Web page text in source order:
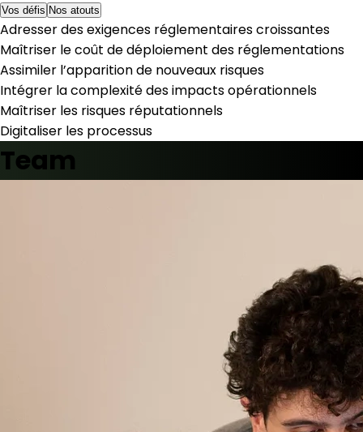
Vos défis Nos atouts
Adresser des exigences réglementaires croissantes
Maîtriser le coût de déploiement des réglementations
Assimiler l’apparition de nouveaux risques
Intégrer la complexité des impacts opérationnels
Maîtriser les risques réputationnels
Digitaliser les processus
Team